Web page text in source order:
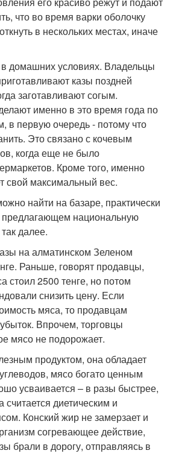
что во время варки оболочку
в нескольких местах, иначе
в домашних условиях. Владельцы
казы поздней
заготавливают согым.
именно в это время года по
в первую очередь - потому что
Это связано с кочевым
когда еще не было
Кроме того, именно
свой максимальный вес.
найти на базаре, практически
предлагающем национальную
далее.
на алматинском Зеленом
Раньше, говорят продавцы,
стоил 2500 тенге, но потом
снизить цену. Если
мяса, то продавцам
Впрочем, торговцы
мясо не подорожает.
продуктом, она обладает
мясо богато ценным
усваивается – в разы быстрее,
диетическим и
Конский жир не замерзает и
согревающее действие,
брали в дорогу, отправляясь в